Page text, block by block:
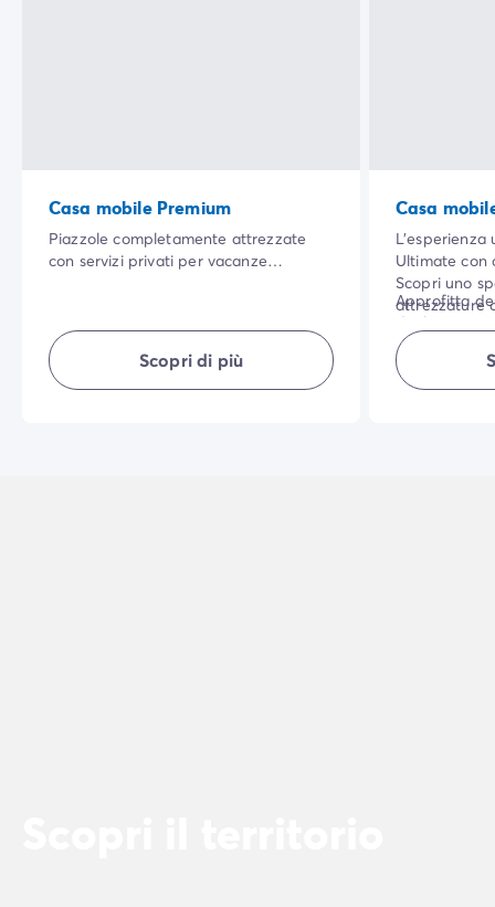
Casa mobile Premium
Piazzole completamente attrezzate
con servizi privati per vacanze
Scopri di più
Casa
L'esperienza
Ultimate con
Scopri uno
attrezzature
goderti le
tutta
Approfitta
di alta
lenzuola,
di fine